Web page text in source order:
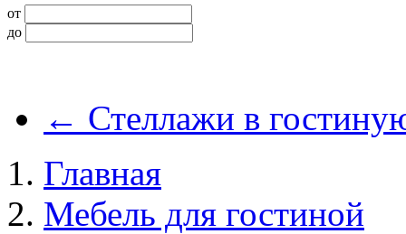
от
до
← Стеллажи в
Главная
Мебель для гостиной